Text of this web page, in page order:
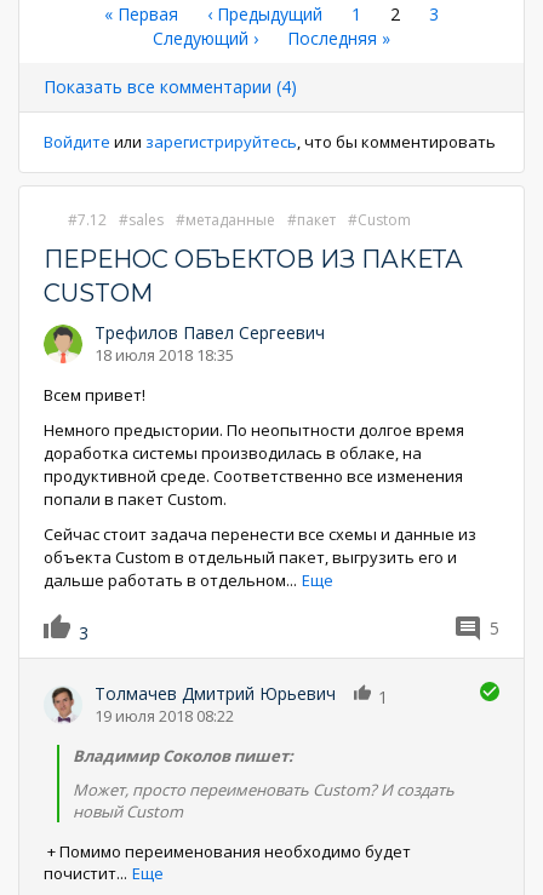
Нумерация
страниц
Первая
страница
« Первая ←
‹ Предыдущий Страница
1
Текущая
2 Страница
3
Следующая
Следующий ›
Последняя
Последняя »
Показать все комментарии (4)
Войдите или зарегистрируйтесь, что бы комментировать
7.12 sales метаданные пакет Custom
ПЕРЕНОС ОБЪЕКТОВ ИЗ ПАКЕТА
CUSTOM
Трефилов Павел Сергеевич
18 июля 2018 18:35
Всем привет!
Немного предыстории. По неопытности долгое время
доработка системы производилась в облаке, на
продуктивной среде. Соответственно все изменения
попали в пакет Custom.
Сейчас стоит задача перенести все схемы и данные из
объекта Custom в отдельный пакет, выгрузить его и
дальше работать в отдельном... Еще
3 5
Толмачев Дмитрий Юрьевич
19 июля 2018 08:22
1
Владимир Соколов пишет:
Может, просто переименовать Custom? И создать
новый Custom
+ Помимо переименования необходимо будет
почистит... Еще